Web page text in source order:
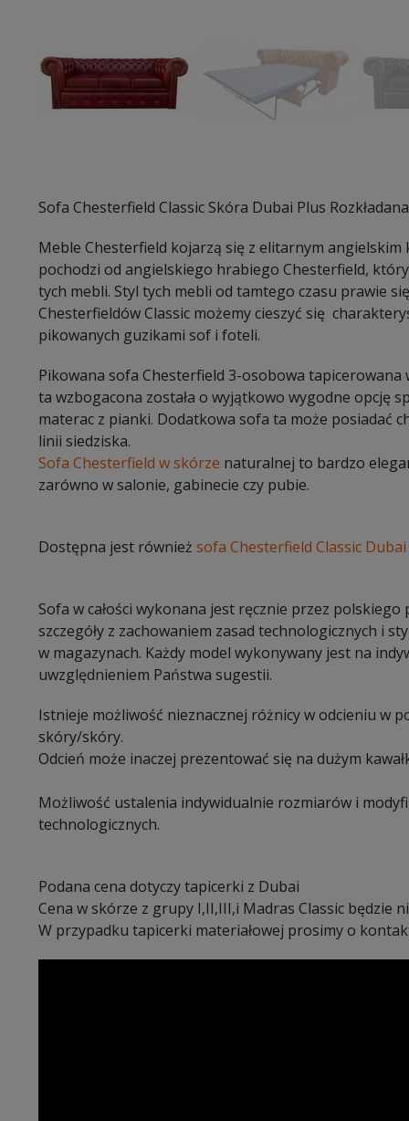
Sofa Chesterfield Classic Skóra Dubai Plus
Meble Chesterfield kojarzą się z elitarnym
pochodzi od angielskiego hrabiego Chesterfield,
tych mebli. Styl tych mebli od tamtego czasu prawie
Chesterfieldów Classic możemy cieszyć się
pikowanych guzikami sof i foteli.
Pikowana sofa Chesterfield 3-osobowa
ta wzbogacona została o wyjątkowo wygodne opcję
materac z pianki. Dodatkowa sofa ta może posiadać
linii siedziska.
Sofa Chesterfield w skórze naturalnej to bardzo
zarówno w salonie, gabinecie czy pubie.
Dostępna jest również sofa Chesterfield Classic Dubai
Sofa w całości wykonana jest ręcznie przez
szczegóły z zachowaniem zasad technologicznych i
w magazynach. Każdy model wykonywany jest na
uwzględnieniem Państwa sugestii.
Istnieje możliwość nieznacznej różnicy w odcieniu w
skóry/skóry.
Odcień może inaczej prezentować się na dużym
Możliwość ustalenia indywidualnie rozmiarów i
technologicznych.
Podana cena dotyczy tapicerki z Dubai
Cena w skórze z grupy I,II,III,i Madras Classic będzie
W przypadku tapicerki materiałowej prosimy o